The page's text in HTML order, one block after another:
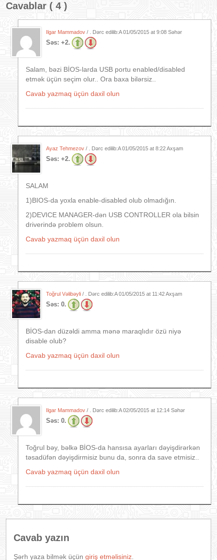
Cavablar ( 4 )
Ilgar Mammadov / . Dərc edilib:A01/05/2015 at 9:08 Səhər
Səs: +2.
Salam, bəzi BİOS-larda USB portu enabled/disabled
etmək üçün seçim olur.. Ora baxa bilərsiz..
Cavab yazmaq üçün daxil olun
Ayaz Tehmezov / . Dərc edilib:A01/05/2015 at 8:22 Axşam
Səs: +2.
SALAM
1)BIOS-da yoxla enable-disabled olub olmadığın.
2)DEVICE MANAGER-dən USB CONTROLLER ola bilsin
driverində problem olsun.
Cavab yazmaq üçün daxil olun
Toğrul Vəlibəyli / . Dərc edilib:A01/05/2015 at 11:42 Axşam
Səs: 0.
BİOS-dan düzəldi amma mənə maraqlıdır özü niyə
disable olub?
Cavab yazmaq üçün daxil olun
Ilgar Mammadov / . Dərc edilib:A02/05/2015 at 12:14 Səhər
Səs: 0.
Toğrul bəy, bəlkə BİOS-da hansısa ayarları dəyişdirərkən
təsadüfən dəyişdirmisiz bunu da, sonra da save etmisiz..
Cavab yazmaq üçün daxil olun
Cavab yazın
Şərh yaza bilmək üçün giriş etməlisiniz